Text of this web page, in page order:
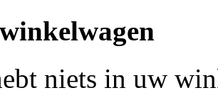
niets in uw